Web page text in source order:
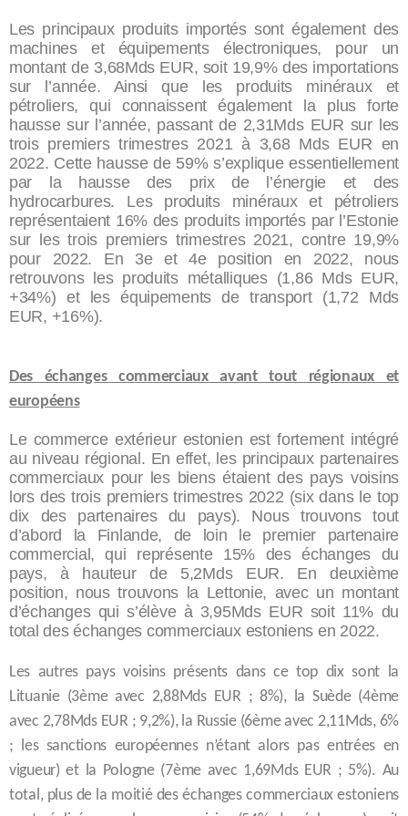
Les principaux produits importés sont également des
machines et équipements électroniques, pour un
montant de 3,68Mds EUR, soit 19,9% des importations
sur l’année. Ainsi que les produits minéraux et
pétroliers, qui connaissent également la plus forte
hausse sur l’année, passant de 2,31Mds EUR sur les
trois premiers trimestres 2021 à 3,68 Mds EUR en
2022. Cette hausse de 59% s’explique essentiellement
par la hausse des prix de l’énergie et des
hydrocarbures. Les produits minéraux et pétroliers
représentaient 16% des produits importés par l’Estonie
sur les trois premiers trimestres 2021, contre 19,9%
pour 2022. En 3e et 4e position en 2022, nous
retrouvons les produits métalliques (1,86 Mds EUR,
+34%) et les équipements de transport (1,72 Mds
EUR, +16%).
Des échanges commerciaux avant tout régionaux et
européens
Le commerce extérieur estonien est fortement intégré
au niveau régional. En effet, les principaux partenaires
commerciaux pour les biens étaient des pays voisins
lors des trois premiers trimestres 2022 (six dans le top
dix des partenaires du pays). Nous trouvons tout
d’abord la Finlande, de loin le premier partenaire
commercial, qui représente 15% des échanges du
pays, à hauteur de 5,2Mds EUR. En deuxième
position, nous trouvons la Lettonie, avec un montant
d’échanges qui s’élève à 3,95Mds EUR soit 11% du
total des échanges commerciaux estoniens en 2022.
Les autres pays voisins présents dans ce top dix sont la
Lituanie (3ème avec 2,88Mds EUR ; 8%), la Suède (4ème
avec 2,78Mds EUR ; 9,2%), la Russie (6ème avec 2,11Mds, 6%
; les sanctions européennes n’étant alors pas entrées en
vigueur) et la Pologne (7ème avec 1,69Mds EUR ; 5%). Au
total, plus de la moitié des échanges commerciaux estoniens